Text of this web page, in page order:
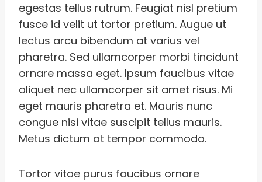
egestas tellus rutrum. Feugiat nisl pretium
fusce id velit ut tortor pretium. Augue ut
lectus arcu bibendum at varius vel
pharetra. Sed ullamcorper morbi tincidunt
ornare massa eget. Ipsum faucibus vitae
aliquet nec ullamcorper sit amet risus. Mi
eget mauris pharetra et. Mauris nunc
congue nisi vitae suscipit tellus mauris.
Metus dictum at tempor commodo.
Tortor vitae purus faucibus ornare